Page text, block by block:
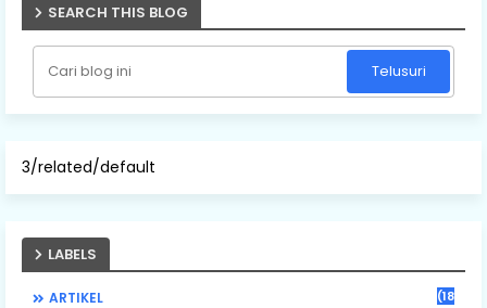
SEARCH THIS BLOG
3/related/default
LABELS
ARTIKEL (184)